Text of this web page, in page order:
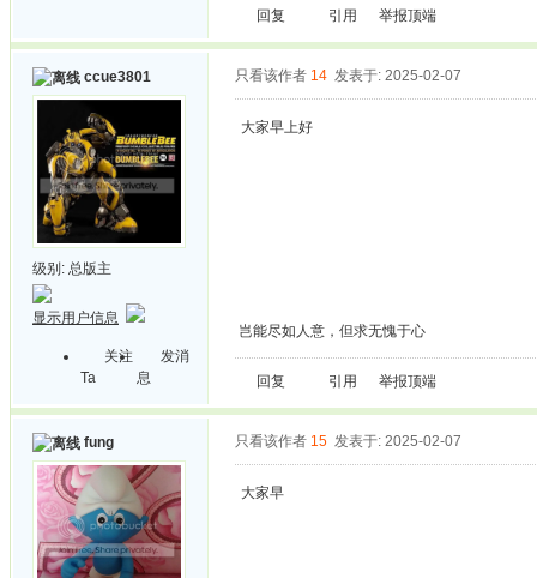
回复 引用 举报顶端
ccue3801
级别: 总版主
显示用户信息
关注
Ta
发消
息
只看该作者 14 发表于: 2025-02-07
大家早上好
岂能尽如人意，但求无愧于心
回复 引用 举报顶端
fung 只看该作者 15 发表于: 2025-02-07
大家早